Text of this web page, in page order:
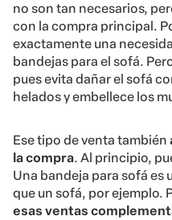
no son tan necesarios,
con la compra principal.
exactamente una
bandejas para el sofá.
pues evita dañar el sofá
helados y embellece los
Ese tipo de venta también
la compra. Al principio,
Una bandeja para sofá es
que un sofá, por ejemplo.
esas ventas